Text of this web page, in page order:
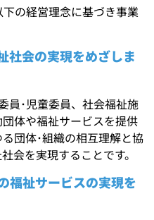
の経営理念に基づき事業
社会の実現をめざしま
員･児童委員、社会福祉施
体や福祉サービスを提供
団体･組織の相互理解と協
会を実現することです。
福祉サービスの実現を